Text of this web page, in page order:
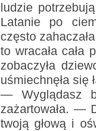
ludzie
Latanie po
często
to wracała cała
zobaczyła
uśmiechnęła się
— Wyglądasz
zażartowała. —
twoją głową i